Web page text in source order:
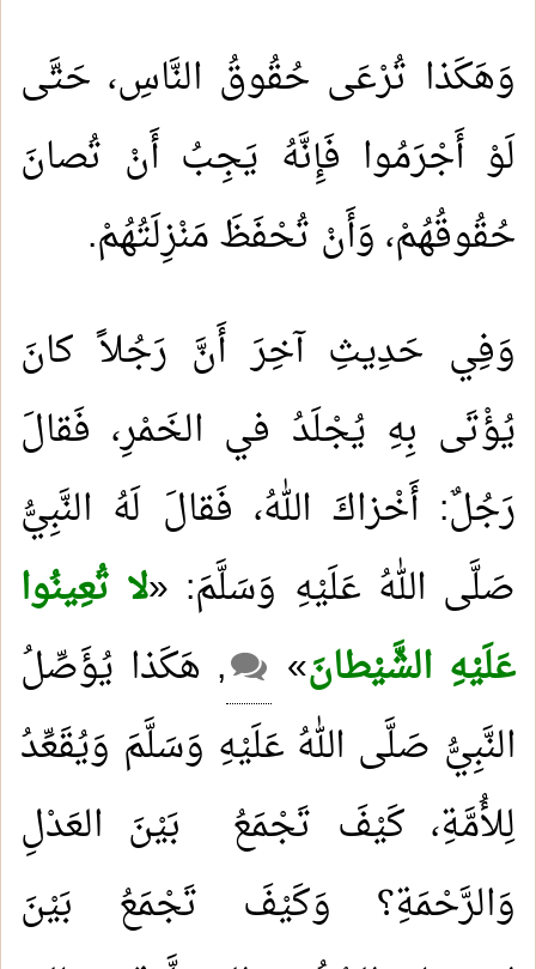
وَهَكَذا تُرْعَى حُقُوقُ النَّاسِ، حَتَّى
لَوْ أَجْرَمُوا فَإِنَّهُ يَجِبُ أَنْ تُصانَ
حُقُوقُهُمْ، وَأَنْ تُحْفَظَ مَنْزِلَتُهُمْ.
وَفِي حَدِيثِ آخِرَ أَنَّ رَجُلاً كانَ
يُؤْتَى بِهِ يُجْلَدُ في الخَمْرِ، فَقالَ
رَجُلٌ: أَخْزاكَ اللهُ، فَقالَ لَهُ النَّبِيُّ
صَلَّى اللهُ عَلَيْهِ وَسَلَّمَ: «لا تُعِينُوا
عَلَيْهِ الشَّيْطانَ»
, هَكَذا يُؤَصِّلُ
النَّبِيُّ صَلَّى اللهُ عَلَيْهِ وَسَلَّمَ وَيُقَعِّدُ
لِلأُمَّةِ، كَيْفَ تَجْمَعُ بَيْنَ العَدْلِ
وَالرَّحْمَةِ؟ وَكَيْفَ تَجْمَعُ بَيْنَ